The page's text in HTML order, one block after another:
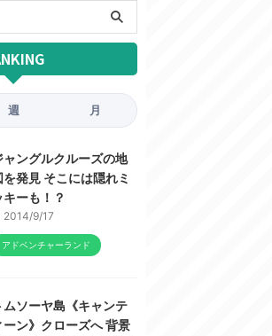
週 月
ャングルクルーズの地
を発見 そこには隠れミ
キーも！？
2014/9/17
アドベンチャーランド
ムソーヤ島《キャンテ
ーン》クローズへ 背景